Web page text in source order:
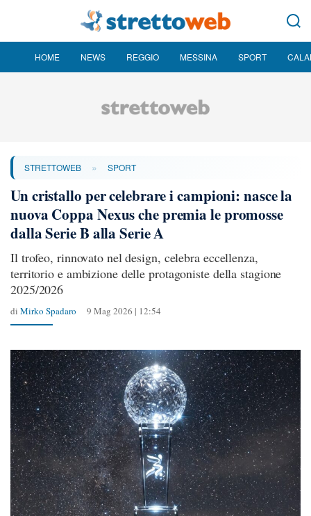
HOME NEWS REGGIO MESSINA SPORT
STRETTOWEB » SPORT
Un cristallo per celebrare i campioni: nasce la
nuova Coppa Nexus che premia le promosse
dalla Serie B alla Serie A
Il trofeo, rinnovato nel design, celebra eccellenza,
territorio e ambizione delle protagoniste della stagione
2025/2026
di Mirko Spadaro 9 Mag 2026 | 12:54